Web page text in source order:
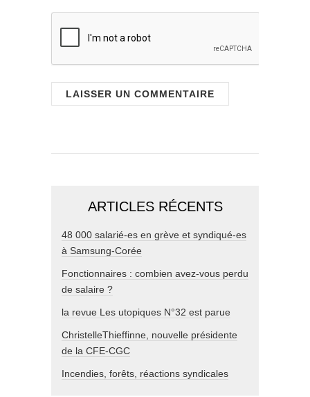
ARTICLES RÉCENTS
48 000 salarié-es en grève et syndiqué-es
à Samsung-Corée
Fonctionnaires : combien avez-vous perdu
de salaire ?
la revue Les utopiques N°32 est parue
ChristelleThieffinne, nouvelle présidente
de la CFE-CGC
Incendies, forêts, réactions syndicales